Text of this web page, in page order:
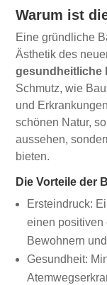
Warum ist
Eine gründliche
Ästhetik des
gesundheitliche
Schmutz, wie
und
schönen Natur,
aussehen,
bieten.
Die Vorteile der
Ersteindruck:
einen positiven
Bewohnern
Gesundheit: